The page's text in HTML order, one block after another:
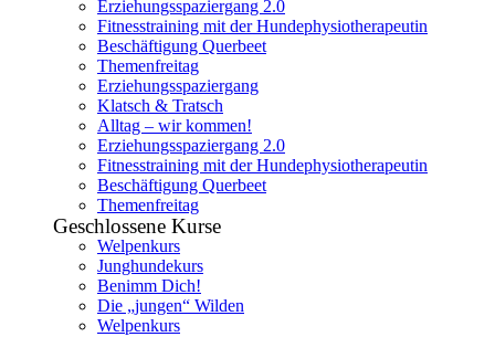
Erziehungsspaziergang 2.0
Fitnesstraining mit der Hundephysiotherapeutin
Beschäftigung Querbeet
Themenfreitag
Erziehungsspaziergang
Klatsch & Tratsch
Alltag – wir kommen!
Erziehungsspaziergang 2.0
Fitnesstraining mit der Hundephysiotherapeutin
Beschäftigung Querbeet
Themenfreitag
Geschlossene Kurse
Welpenkurs
Junghundekurs
Benimm Dich!
Die „jungen“ Wilden
Welpenkurs